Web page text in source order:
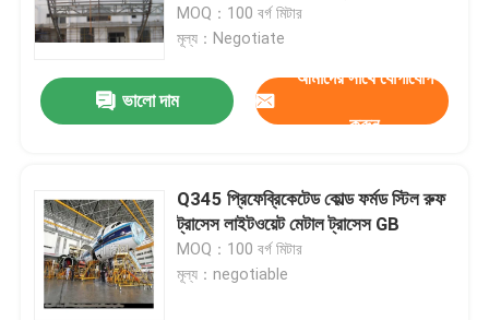
MOQ：100 বর্গ মিটার
মূল্য：Negotiate
ভালো দাম
আমাদের সাথে যোগাযোগ
করুন
Q345 প্রিফেব্রিকেটেড কোল্ড ফর্মড স্টিল রুফ
ট্রাসেস লাইটওয়েট মেটাল ট্রাসেস GB
MOQ：100 বর্গ মিটার
মূল্য：negotiable